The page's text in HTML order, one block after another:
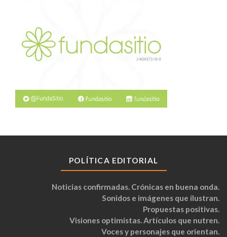
POLÍTICA EDITORIAL
Noticias confirmadas. Crónicas en buena onda.
Sonidos e imágenes que ilustran.
Propuestas positivas.
Visiones optimistas. Artículos que nutren.
Voces y personajes que orientan.